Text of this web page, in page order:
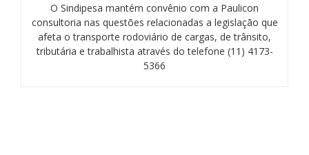
O Sindipesa mantém convênio com a Paulicon
consultoria nas questões relacionadas a legislação que
afeta o transporte rodoviário de cargas, de trânsito,
tributária e trabalhista através do telefone (11) 4173-
5366